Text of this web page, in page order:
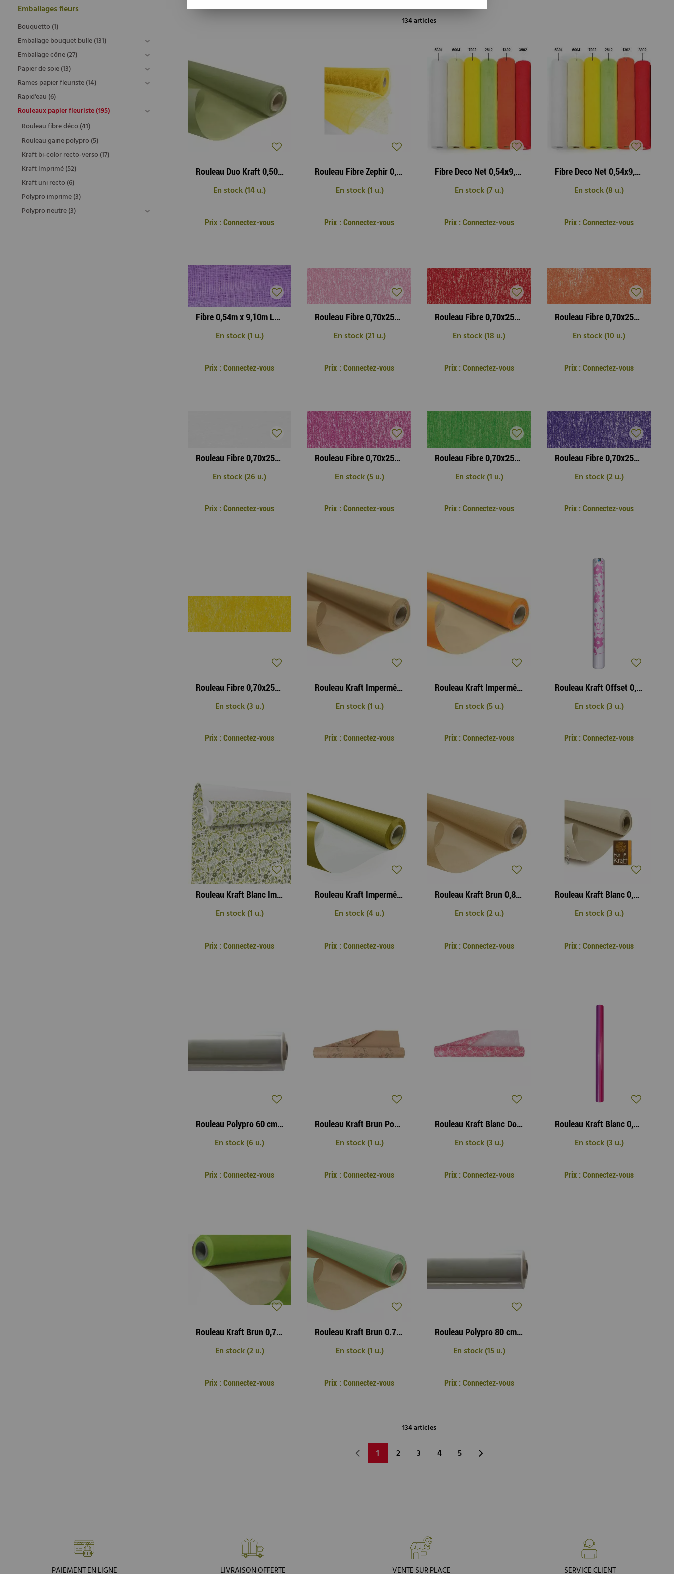
Emballages fleurs
Bouquetto (1)
Emballage bouquet bulle (131)
Emballage cône (27)
Papier de soie (13)
Rames papier fleuriste (14)
Rapid'eau (6)
Rouleaux papier fleuriste (195)
Rouleau fibre déco (41)
Rouleau gaine polypro (5)
Kraft bi-color recto-verso (17)
Kraft Imprimé (52)
Kraft uni recto (6)
Polypro imprime (3)
Polypro neutre (3)
134 articles
Rouleau Duo Kraft 0,50x10m Vert/Kaki
En stock (14 u.)
Prix : Connectez-vous
Rouleau Fibre Zephir 0,55x9,10m Jaune
En stock (1 u.)
Prix : Connectez-vous
Fibre Deco Net 0,54x9,10m Ivoire
En stock (7 u.)
Prix : Connectez-vous
Fibre Deco Net 0,54x9,10m Jaune
En stock (8 u.)
Prix : Connectez-vous
Fibre 0,54m x 9,10m Lavande
En stock (1 u.)
Prix : Connectez-vous
Rouleau Fibre 0,70x25m Candyfloss Rose
En stock (21 u.)
Prix : Connectez-vous
Rouleau Fibre 0,70x25m Candyfloss Rouge
En stock (18 u.)
Prix : Connectez-vous
Rouleau Fibre 0,70x25m Candyfloss Orange
En stock (10 u.)
Prix : Connectez-vous
Rouleau Fibre 0,70x25m Candyfloss Blanc
En stock (26 u.)
Prix : Connectez-vous
Rouleau Fibre 0,70x25m Candyfloss Fushia
En stock (5 u.)
Prix : Connectez-vous
Rouleau Fibre 0,70x25m Candyfloss Vert Pomme
En stock (1 u.)
Prix : Connectez-vous
Rouleau Fibre 0,70x25m Candyfloss Violet
En stock (2 u.)
Prix : Connectez-vous
Rouleau Fibre 0,70x25m Candyfloss Jaune Citron
En stock (3 u.)
Prix : Connectez-vous
Rouleau Kraft Imperméable Brun 0,79 x 25m Naturel
En stock (1 u.)
Prix : Connectez-vous
Rouleau Kraft Imperméable Brun 0,79 x 25m Orange
En stock (5 u.)
Prix : Connectez-vous
Rouleau Kraft Offset 0,80x50m Rose
En stock (3 u.)
Prix : Connectez-vous
Rouleau Kraft Blanc Imperméable Soline 0,79x25m Vert
En stock (1 u.)
Prix : Connectez-vous
Rouleau Kraft Imperméable 0,79x25m Or
En stock (4 u.)
Prix : Connectez-vous
Rouleau Kraft Brun 0,80 x 50m Naturel
En stock (2 u.)
Prix : Connectez-vous
Rouleau Kraft Blanc 0,79 x 40m Blanc
En stock (3 u.)
Prix : Connectez-vous
Rouleau Polypro 60 cm x 120 m Neutre 40µ
En stock (6 u.)
Prix : Connectez-vous
Rouleau Kraft Brun Posta 0,70x40m
En stock (1 u.)
Prix : Connectez-vous
Rouleau Kraft Blanc Doria 0,70x40m Cyclamen
En stock (3 u.)
Prix : Connectez-vous
Rouleau Kraft Blanc 0,80x40m Fushia/Lilas
En stock (3 u.)
Prix : Connectez-vous
Rouleau Kraft Brun 0,79 x 50m Vert Pomme
En stock (2 u.)
Prix : Connectez-vous
Rouleau Kraft Brun 0.79 x 50m Vert Pastel
En stock (1 u.)
Prix : Connectez-vous
Rouleau Polypro 80 cm x 120 m Neutre 40µ
En stock (15 u.)
Prix : Connectez-vous
134 articles
1 2 3 4 5
PAIEMENT EN LIGNE LIVRAISON OFFERTE VENTE SUR PLACE SERVICE CLIENT